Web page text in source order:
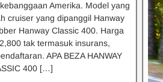
Amerika. Model yang
cruiser yang dipanggil Hanway
Hanway Classic 400. Harga
tak termasuk insurans,
APA BEZA HANWAY
400 […]